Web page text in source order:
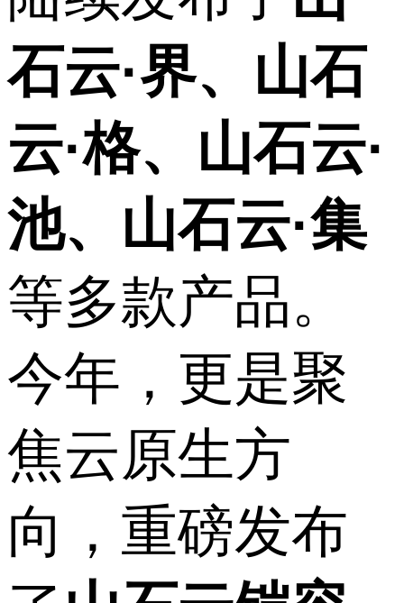
石云·界、山石
云·格、山石云·
池、山石云·集
等多款产品。
今年，更是聚
焦云原生方
向，重磅发布